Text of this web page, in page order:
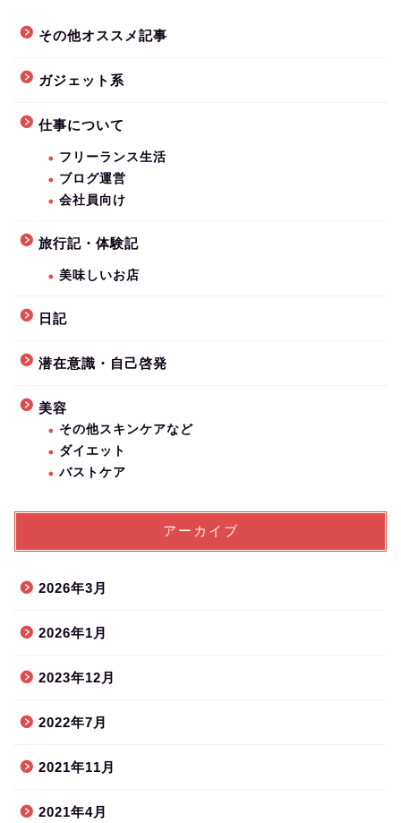
その他オススメ記事
ガジェット系
仕事について
フリーランス生活
ブログ運営
会社員向け
旅行記・体験記
美味しいお店
日記
潜在意識・自己啓発
美容
その他スキンケアなど
ダイエット
バストケア
アーカイブ
2026年3月
2026年1月
2023年12月
2022年7月
2021年11月
2021年4月